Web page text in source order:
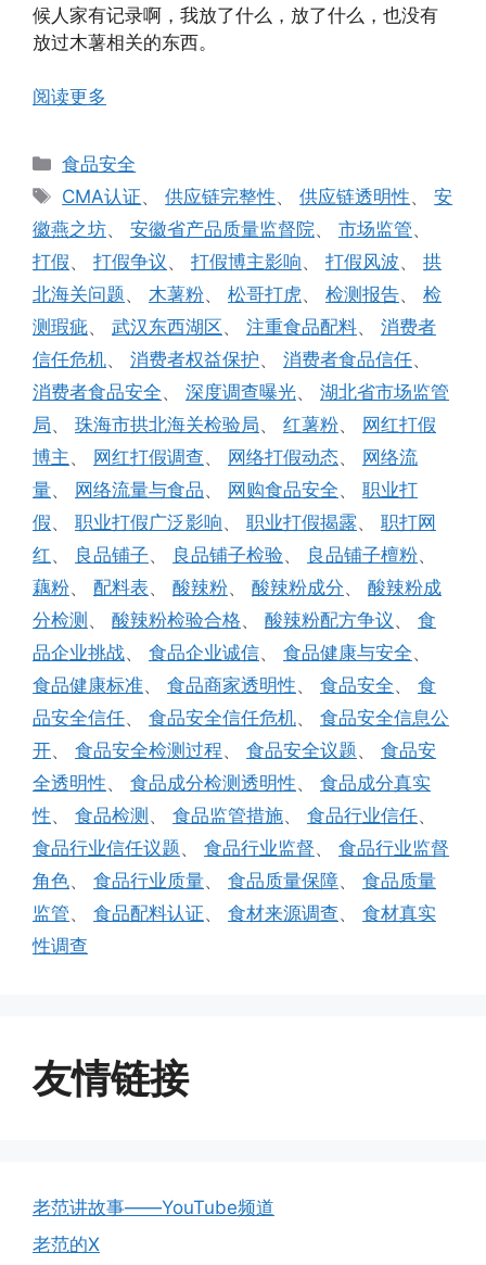
候人家有记录啊，我放了什么，放了什么，也没有
放过木薯相关的东西。
阅读更多
分
类
食品安全
标
签
CMA认证、供应链完整性、供应链透明性、安
徽燕之坊、 安徽省产品质量监督院、 市场监管、
打假、 打假争议 、 打假博主影响、 打假风波、 拱
北海关问题、 木薯粉、 松哥打虎、 检测报告、 检
测瑕疵、 武汉东西湖区、 注重食品配料、 消费者
信任危机、 消费者权益保护、 消费者食品信任、
消费者食品安全、 深度调查曝光、 湖北省市场监管
局、 珠海市拱北海关检验局、 红薯粉、 网红打假
博主、 网红打假调查、 网络打假动态、 网络流
量、 网络流量与食品、 网购食品安全、 职业打
假、 职业打假广泛影响、 职业打假揭露、 职打网
红、 良品铺子、 良品铺子检验、 良品铺子檀粉、
藕粉、 配料表、 酸辣粉、 酸辣粉成分、 酸辣粉成
分检测 、 酸辣粉检验合格、 酸辣粉配方争议 、 食
品企业挑战、 食品企业诚信、 食品健康与安全、
食品健康标准、 食品商家透明性、 食品安全、 食
品安全信任、 食品安全信任危机、 食品安全信息公
开、 食品安全检测过程、 食品安全议题、 食品安
全透明性、 食品成分检测透明性、 食品成分真实
性、 食品检测 、 食品监管措施、 食品行业信任、
食品行业信任议题、 食品行业监督、 食品行业监督
角色、 食品行业质量、 食品质量保障、 食品质量
监管、 食品配料认证、 食材来源调查、 食材真实
性调查
友情链接
老范讲故事——YouTube频道
老范的X